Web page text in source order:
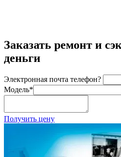
Заказать ремонт и
деньги
Электронная почта телефон?
Модель*
Получить цену